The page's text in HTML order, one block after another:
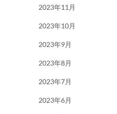
2023年11月
2023年10月
2023年9月
2023年8月
2023年7月
2023年6月